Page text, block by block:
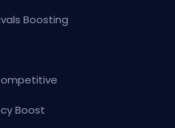
Boosting
Boost